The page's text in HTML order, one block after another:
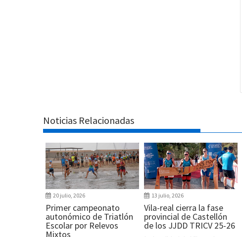
Noticias Relacionadas
20 julio, 2026
Primer campeonato
autonómico de Triatlón
Escolar por Relevos
Mixtos
13 julio, 2026
Vila-real cierra la fase
provincial de Castellón
de los JJDD TRICV 25-26